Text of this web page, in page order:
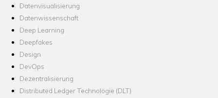
Datenvisualisierung
Datenwissenschaft
Deep Learning
Deepfakes
Design
DevOps
Dezentralisierung
Distributed Ledger Technologie (DLT)